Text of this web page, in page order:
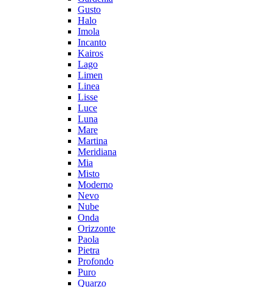
Gusto
Halo
Imola
Incanto
Kairos
Lago
Limen
Linea
Lisse
Luce
Luna
Mare
Martina
Meridiana
Mia
Misto
Moderno
Nevo
Nube
Onda
Orizzonte
Paola
Pietra
Profondo
Puro
Quarzo